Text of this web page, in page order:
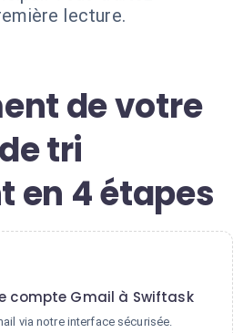
lecture.
de votre
tri
en 4 étapes
compte Gmail à Swiftask
via notre interface sécurisée.